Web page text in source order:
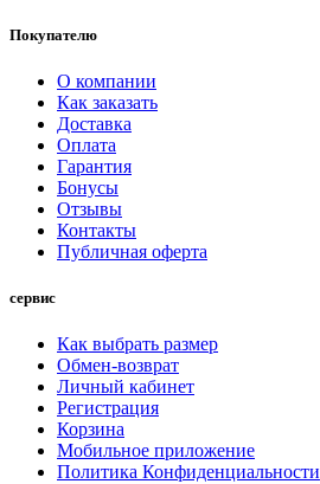
Покупателю
О компании
Как заказать
Доставка
Оплата
Гарантия
Бонусы
Отзывы
Контакты
Публичная оферта
сервис
Как выбрать размер
Обмен-возврат
Личный кабинет
Регистрация
Корзина
Мобильное приложение
Политика Конфиденциальности